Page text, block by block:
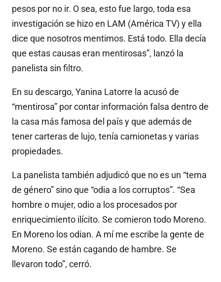
pesos por no ir. O sea, esto fue largo, toda esa
investigación se hizo en LAM (América TV) y ella
dice que nosotros mentimos. Está todo. Ella decía
que estas causas eran mentirosas”, lanzó la
panelista sin filtro.
En su descargo, Yanina Latorre la acusó de
“mentirosa” por contar información falsa dentro de
la casa más famosa del país y que además de
tener carteras de lujo, tenía camionetas y varias
propiedades.
La panelista también adjudicó que no es un “tema
de género” sino que “odia a los corruptos”. “Sea
hombre o mujer, odio a los procesados por
enriquecimiento ilícito. Se comieron todo Moreno.
En Moreno los odian. A mí me escribe la gente de
Moreno. Se están cagando de hambre. Se
llevaron todo”, cerró.